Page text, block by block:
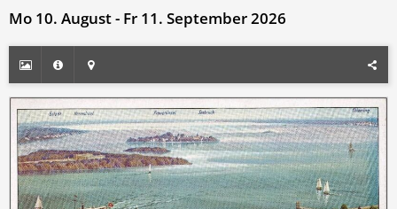
Mo 10. August - Fr 11. September 2026